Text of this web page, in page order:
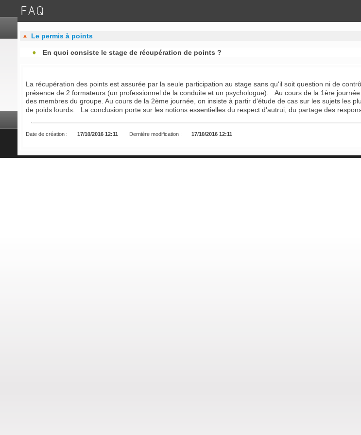
FAQ
Le permis à points
En quoi consiste le stage de récupération de points ?
La récupération des points est assurée par la seule participation au stage sans qu'il soit question ni de
présence de 2 formateurs (un professionnel de la conduite et un psychologue). Au cours de la 1ère
des membres du groupe. Au cours de la 2ème journée, on insiste à partir d'étude de cas sur les sujets les
de poids lourds. La conclusion porte sur les notions essentielles du respect d'autrui, du partage des
Date de création : 17/10/2016 12:11 Dernière modification : 17/10/2016 12:11